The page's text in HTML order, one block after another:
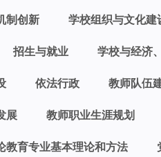
制创新 学校组织与文化建
招生与就业 学校与经济
依法行政 教师队伍
展 教师职业生涯规划
教育专业基本理论和方法